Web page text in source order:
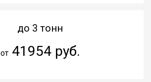
до 3 тонн
от41954 руб.